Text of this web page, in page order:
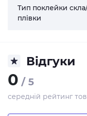
Тип поклейки
плівки
Відгуки
0 / 5
середній рейтинг